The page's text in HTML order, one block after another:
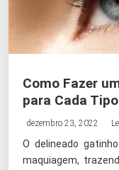
Como Fazer
para Cada
dezembro 23, 2022
O delineado
maquiagem,